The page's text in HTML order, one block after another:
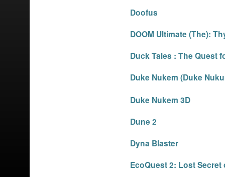
Doofus
DOOM Ultimate (The):
Duck Tales : The Quest
Duke Nukem (Duke
Duke Nukem 3D
Dune 2
Dyna Blaster
EcoQuest 2: Lost